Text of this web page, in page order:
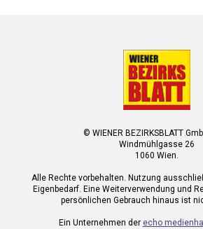
© WIENER BEZIRKSBLATT
Windmühlgasse 26
1060 Wien.
Alle Rechte vorbehalten. Nutzung
Eigenbedarf. Eine Weiterverwendung und
persönlichen Gebrauch hinaus ist
Ein Unternehmen der echo